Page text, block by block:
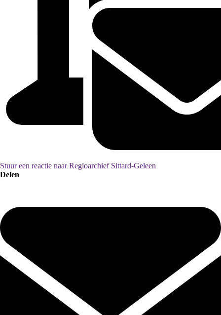
Stuur een reactie naar Regioarchief Sittard-Geleen
Delen